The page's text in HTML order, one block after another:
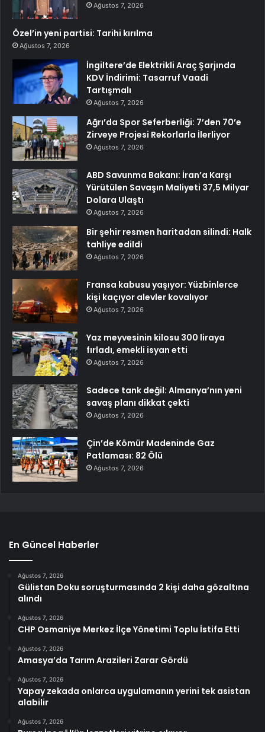
Ağustos 7, 2026
Özel’in yeni partisi: Tarihi kırılma
Ağustos 7, 2026
İngiltere’de Elektrikli Araç Şarjında
KDV İndirimi: Tasarruf Vaadi
Tartışmalı
Ağustos 7, 2026
Ağrı’da Spor Seferberliği: 7’den 70’e
Zirveye Projesi Rekorlarla İlerliyor
Ağustos 7, 2026
ABD Savunma Bakanı: İran’a Karşı
Yürütülen Savaşın Maliyeti 37,5 Milyar
Dolara Ulaştı
Ağustos 7, 2026
Bir şehir resmen haritadan silindi: Halk
tahliye edildi
Ağustos 7, 2026
Fransa kabusu yaşıyor: Yüzbinlerce
kişi kaçıyor alevler kovalıyor
Ağustos 7, 2026
Yaz meyvesinin kilosu 300 liraya
fırladı, emekli isyan etti
Ağustos 7, 2026
Sadece tank değil: Almanya’nın yeni
savaş planı dikkat çekti
Ağustos 7, 2026
Çin’de Kömür Madeninde Gaz
Patlaması: 82 Ölü
Ağustos 7, 2026
En Güncel Haberler
Ağustos 7, 2026
Gülistan Doku soruşturmasında 2 kişi daha gözaltına
alındı
Ağustos 7, 2026
CHP Osmaniye Merkez İlçe Yönetimi Toplu İstifa Etti
Ağustos 7, 2026
Amasya’da Tarım Arazileri Zarar Gördü
Ağustos 7, 2026
Yapay zekada onlarca uygulamanın yerini tek asistan
alabilir
Ağustos 7, 2026